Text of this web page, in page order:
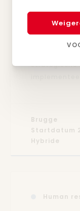
business
strategische
Brugge
Startdatum
Hybride
Human